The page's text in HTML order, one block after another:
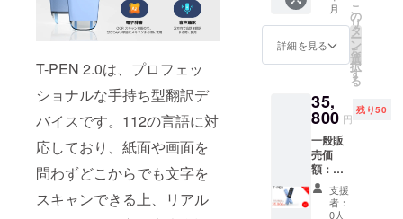
T-PEN 2.0は、プロフェッ
ショナルな手持ち型翻訳デ
バイスです。112の言語に対
応しており、紙面や画面を
問わずどこからでも文字を
スキャンできる上、リアル
格より
下がる
可能性
似商品
が発生
する可
能性が
ありま
す。ご
了承頂
いた上
造工程
上の都
合等に
る場合
があり
皆様の
ご支援
により
量産効
率が向
日本語
説明書
・持ち
運び用
・充電
ケーブ
ル 上記
の価額
は税込
み・送
料込み
です。
※ご注文
月
詳細を見る
こ
の
リ
タ
ー
ン
を
選
択
す
る
35,
800 円
残り50
一般販
売価
額：
55,960
円 リ
ターン
支援
者：
0人